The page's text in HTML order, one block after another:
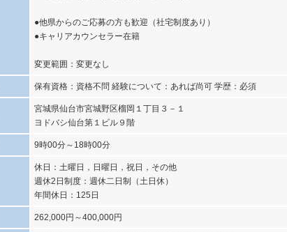
●他県からのご応募の方も歓迎（社宅制度あり）
●キャリアカウンセラー在籍
変更範囲：変更なし
保有資格：資格不問 経験について：あれば尚可 学歴：必須
宮城県仙台市宮城野区榴岡１丁目３－１
ヨドバシ仙台第１ビル９階
9時00分～18時00分
休日：土曜日，日曜日，祝日，その他
週休2日制度：週休二日制（土日休）
年間休日：125日
262,000円～400,000円